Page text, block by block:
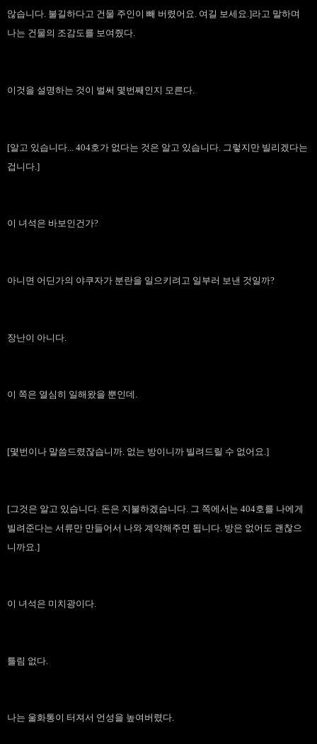
않습니다. 불길하다고 건물 주인이 빼 버렸어요. 여길 보세요.]라고 말하며
나는 건물의 조감도를 보여줬다.
이것을 설명하는 것이 벌써 몇번째인지 모른다.
[알고 있습니다... 404호가 없다는 것은 알고 있습니다. 그렇지만 빌리겠다는
겁니다.]
이 녀석은 바보인건가?
아니면 어딘가의 야쿠자가 분란을 일으키려고 일부러 보낸 것일까?
장난이 아니다.
이 쪽은 열심히 일해왔을 뿐인데.
[몇번이나 말씀드렸잖습니까. 없는 방이니까 빌려드릴 수 없어요.]
[그것은 알고 있습니다. 돈은 지불하겠습니다. 그 쪽에서는 404호를 나에게
빌려준다는 서류만 만들어서 나와 계약해주면 됩니다. 방은 없어도 괜찮으
니까요.]
이 녀석은 미치광이다.
틀림 없다.
나는 울화통이 터져서 언성을 높여버렸다.